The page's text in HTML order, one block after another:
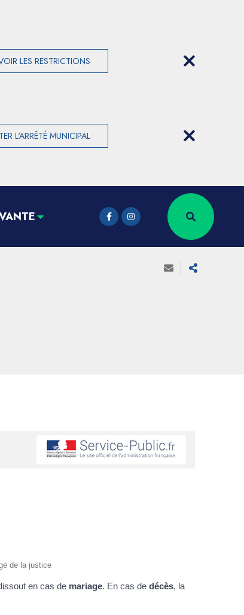
LES RESTRICTIONS
L'ARRÊTÉ MUNICIPAL
de la justice
en cas de mariage. En cas de décès, la